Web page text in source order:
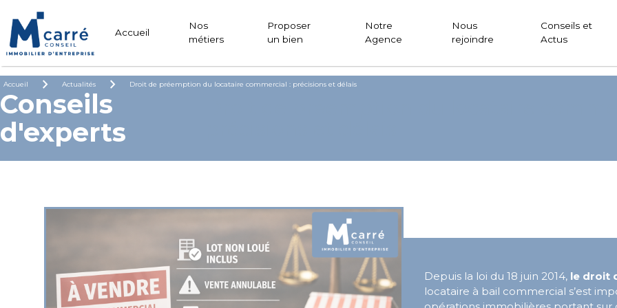
Accueil
Nos
métiers
Proposer
un bien
Notre
Agence
Nous
rejoindre
Conseils et
Actus
Accueil chevron_right Actualités chevron_right Droit de préemption du locataire commercial : précisions et délais
Conseils
d'experts
Depuis la loi du 18 juin 2014, le droit
locataire à bail commercial s’est